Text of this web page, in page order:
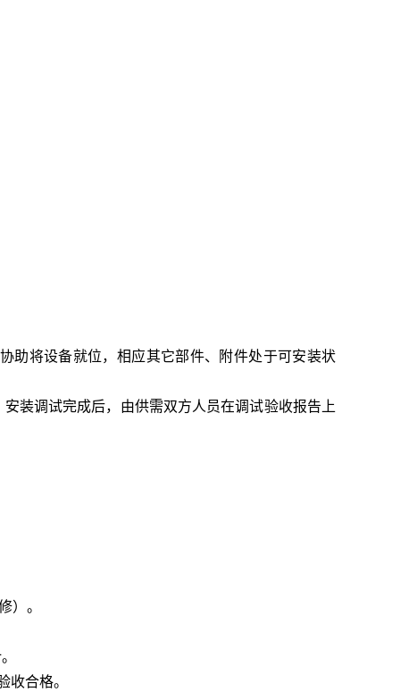
将设备就位，相应其它部件、附件处于可安装状
调试完成后，由供需双方人员在调试验收报告上
）。
收合格。